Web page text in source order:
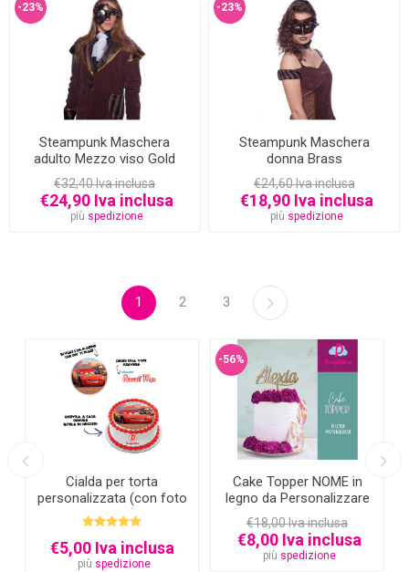
-23%
Steampunk Maschera
adulto Mezzo viso Gold
Deluxe
€32,40 Iva inclusa
€24,90 Iva inclusa
più spedizione
-23%
Steampunk Maschera
donna Brass
€24,60 Iva inclusa
€18,90 Iva inclusa
più spedizione
1 2 3
Cialda per torta
personalizzata (con foto
e testo)
€5,00 Iva inclusa
più spedizione
-56%
Cake Topper NOME in
legno da Personalizzare
€18,00 Iva inclusa
€8,00 Iva inclusa
più spedizione